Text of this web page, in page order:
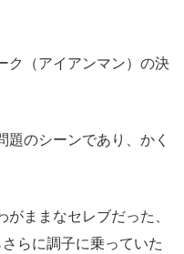
ク（アイアンマン）の決
のシーンであり、かく
ままなセレブだった、
らに調子に乗っていた